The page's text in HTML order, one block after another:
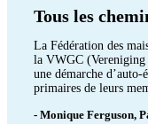
Tous les
La Fédération des
la VWGC (Vereniging
une démarche
primaires de leurs
- Monique Ferguson,